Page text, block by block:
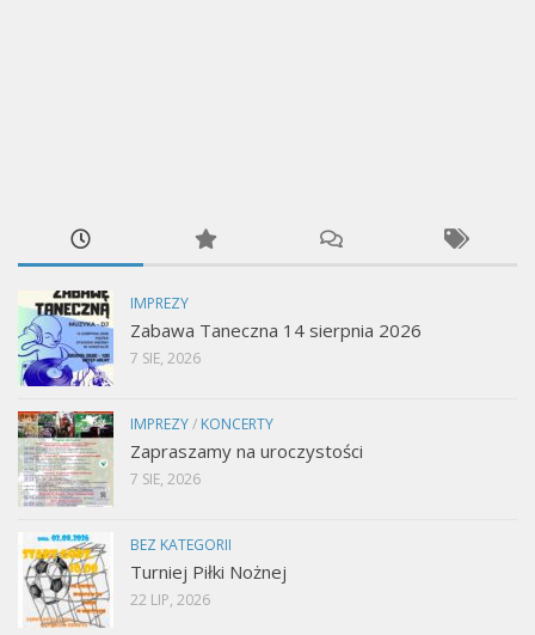
IMPREZY
Zabawa Taneczna 14 sierpnia 2026
7 SIE, 2026
IMPREZY/ KONCERTY
Zapraszamy na uroczystości
7 SIE, 2026
BEZ KATEGORII
Turniej Piłki Nożnej
22 LIP, 2026